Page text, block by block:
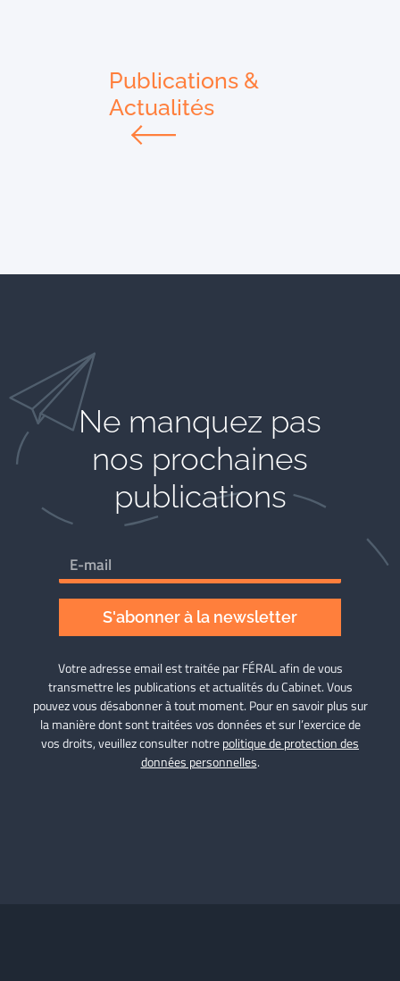
Publications &
Actualités
Ne manquez pas
nos prochaines
publications
S'abonner à la newsletter
Votre adresse email est traitée par FÉRAL afin de vous
transmettre les publications et actualités du Cabinet. Vous
pouvez vous désabonner à tout moment. Pour en savoir plus sur
la manière dont sont traitées vos données et sur l’exercice de
vos droits, veuillez consulter notrepolitique de protection des
données personnelles.